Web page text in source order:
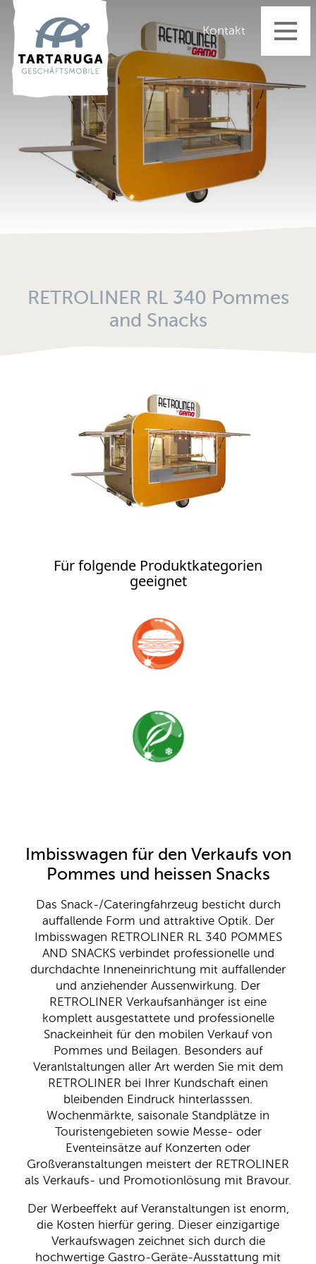
Kontakt
Geschäftsmobile
Aktuelles
Vermietung
Dienstleistungen
RETROLINER RL 340 Pommes
and Snacks
Imbisswagen für den Verkaufs von
Pommes und heissen Snacks
Das Snack-/Cateringfahrzeug besticht durch
auffallende Form und attraktive Optik. Der
Imbisswagen RETROLINER RL 340 POMMES
AND SNACKS verbindet professionelle und
durchdachte Inneneinrichtung mit auffallender
und anziehender Aussenwirkung. Der
RETROLINER Verkaufsanhänger ist eine
komplett ausgestattete und professionelle
Snackeinheit für den mobilen Verkauf von
Pommes und Beilagen. Besonders auf
Veranlstaltungen aller Art werden Sie mit dem
RETROLINER bei Ihrer Kundschaft einen
bleibenden Eindruck hinterlasssen.
Wochenmärkte, saisonale Standplätze in
Touristengebieten sowie Messe- oder
Eventeinsätze auf Konzerten oder
Großveranstaltungen meistert der RETROLINER
als Verkaufs- und Promotionlösung mit Bravour.
Der Werbeeffekt auf Veranstaltungen ist enorm,
die Kosten hierfür gering. Dieser einzigartige
Verkaufswagen zeichnet sich durch die
hochwertige Gastro-Geräte-Ausstattung mit
Für folgende Produktkategorien
geeignet